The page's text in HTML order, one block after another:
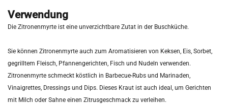
Verwendung
Die Zitronenmyrte ist eine unverzichtbare Zutat in der Buschküche.
Sie können Zitronenmyrte auch zum Aromatisieren von Keksen, Eis, Sorbet,
gegrilltem Fleisch, Pfannengerichten, Fisch und Nudeln verwenden.
Zitronenmyrte schmeckt köstlich in Barbecue-Rubs und Marinaden,
Vinaigrettes, Dressings und Dips. Dieses Kraut ist auch ideal, um Gerichten
mit Milch oder Sahne einen Zitrusgeschmack zu verleihen.